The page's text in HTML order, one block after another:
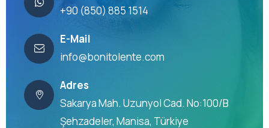
+90 (850) 885 1514
E-Mail
info@bonitolente.com
Adres
Sakarya Mah. Uzunyol Cad. No:100/B
Şehzadeler, Manisa, Türkiye